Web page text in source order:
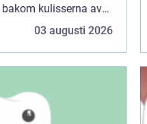
kulisserna av
obekväma arb...
03 augusti 2026